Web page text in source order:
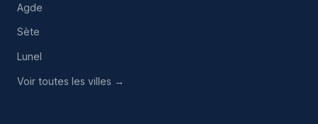
Agde
Sète
Lunel
Voir toutes les villes →